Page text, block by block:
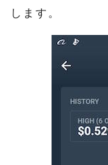
します。